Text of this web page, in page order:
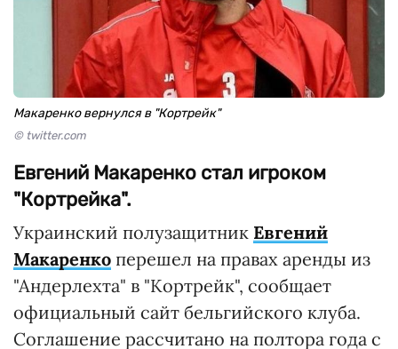
Макаренко вернулся в "Кортрейк"
© twitter.com
Евгений Макаренко стал игроком
"Кортрейка".
Украинский полузащитник Евгений
Макаренко перешел на правах аренды из
"Андерлехта" в "Кортрейк", сообщает
официальный сайт бельгийского клуба.
Соглашение рассчитано на полтора года с